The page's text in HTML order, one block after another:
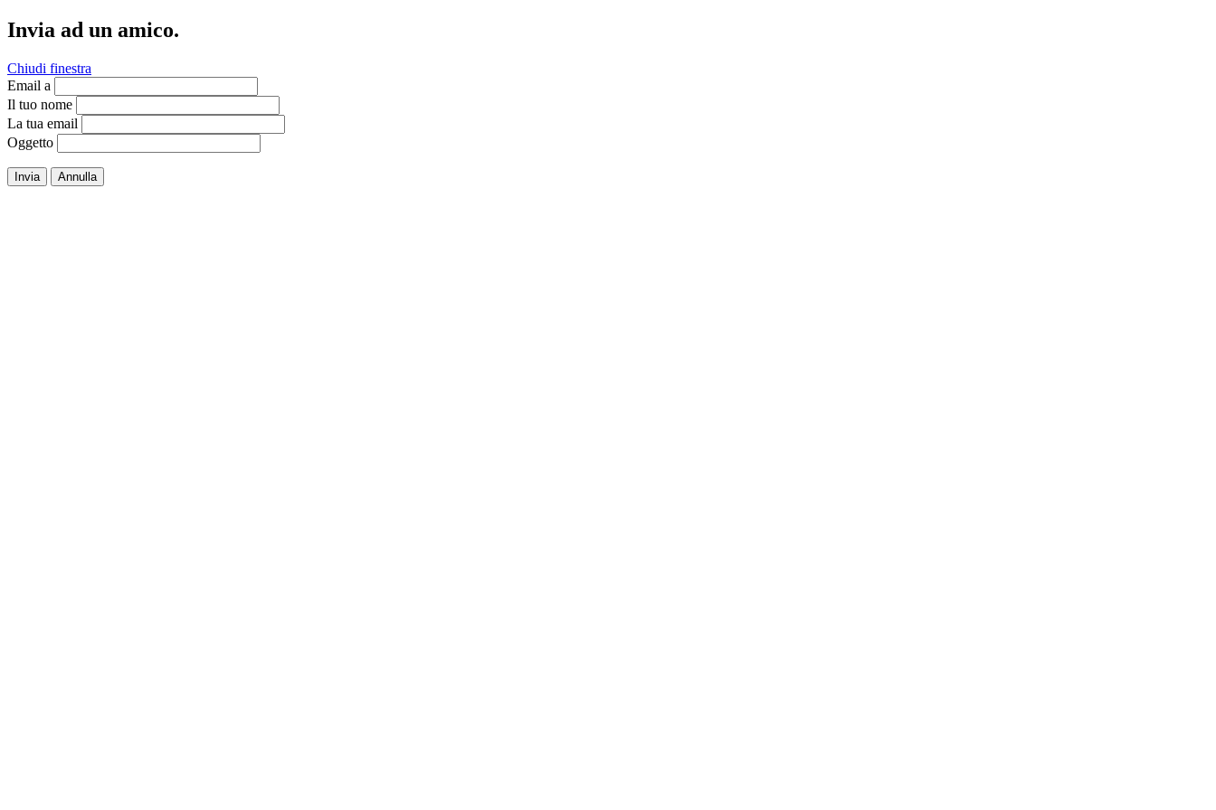
Invia ad un amico.
Chiudi finestra
Email a
Il tuo nome
La tua email
Oggetto
Invia Annulla